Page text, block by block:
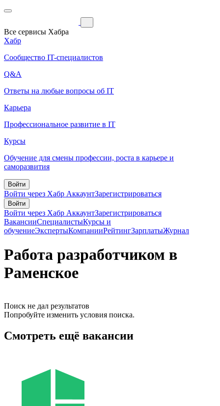
Все сервисы Хабра
Хабр
Сообщество IT-специалистов
Q&A
Ответы на любые вопросы об IT
Карьера
Профессиональное развитие в IT
Курсы
Обучение для смены профессии, роста в карьере и
саморазвития
Войти
Войти через Хабр АккаунтЗарегистрироваться
Войти
Войти через Хабр АккаунтЗарегистрироваться
ВакансииСпециалистыКурсы и
обучениеЭкспертыКомпанииРейтингЗарплатыЖурнал
Работа разработчиком в
Раменское
Поиск не дал результатов
Попробуйте изменить условия поиска.
Смотреть ещё вакансии